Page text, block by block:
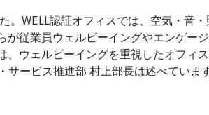
。WELL認証オフィスでは、空気・音
従業員ウェルビーイングやエンゲー
ウェルビーイングを重視したオフィ
ービス推進部 村上部長は述べています